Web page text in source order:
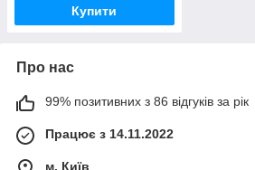
Купити
Про нас
99% позитивних з 86 відгуків за рік
Працює з 14.11.2022
м. Київ